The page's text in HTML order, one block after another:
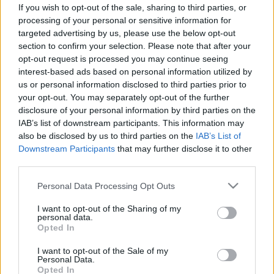
If you wish to opt-out of the sale, sharing to third parties, or
processing of your personal or sensitive information for
targeted advertising by us, please use the below opt-out
section to confirm your selection. Please note that after your
opt-out request is processed you may continue seeing
interest-based ads based on personal information utilized by
us or personal information disclosed to third parties prior to
your opt-out. You may separately opt-out of the further
disclosure of your personal information by third parties on the
IAB’s list of downstream participants. This information may
also be disclosed by us to third parties on the IAB’s List of
Downstream Participants that may further disclose it to other
Please note that this website/app uses one or more Google
not limited to your visit or usage behaviour. You may click to
grant or deny consent to Google and its third-party tags to
use your data for below specified purposes in below Google
consent section.
Personal Data Processing Opt Outs
I want to opt-out of the Sharing of my
personal data.
Opted In
I want to opt-out of the Sale of my
Personal Data.
Opted In